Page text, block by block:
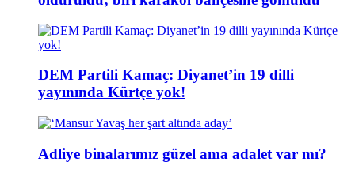
DEM Partili Kamaç: Diyanet’in 19 dilli
yayınında Kürtçe yok!
Adliye binalarımız güzel ama adalet var mı?